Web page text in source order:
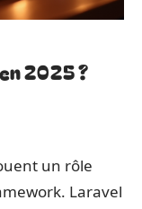
2025 ?
un rôle
Laravel